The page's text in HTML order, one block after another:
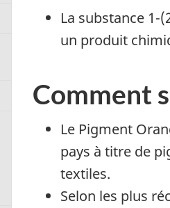
La substance 1-
un produit
Comment
Le Pigment
pays à titre de
textiles.
Selon les plus